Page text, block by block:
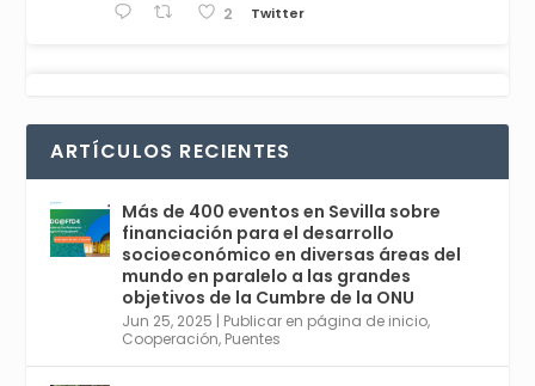
2 Twitter
r
comienza en Sevilla este lunes 2 con la
Conferencia Internacional sobre Catálisis, y
con el Congreso de Parasitología. Del día 3 al
6, Congreso de Metodología de Ciencias
Sociales y la Salud; y los días 5 y 6 Jornadas
de Economía Industrial.
4
1 2 Twitter
ARTÍCULOS RECIENTES
Más de 400 eventos en Sevilla sobre
financiación para el desarrollo
socioeconómico en diversas áreas del
mundo en paralelo a las grandes
objetivos de la Cumbre de la ONU
Jun 25, 2025 | Publicar en página de inicio,
Cooperación, Puentes